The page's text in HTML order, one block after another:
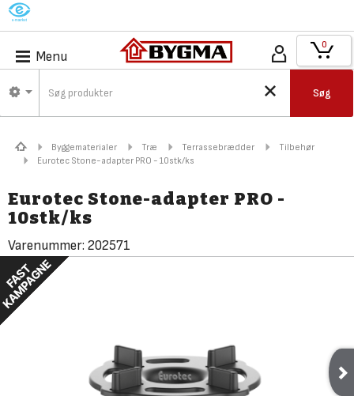
M
Menu
Søg
0
Byggematerialer Træ Terrassebrædder
Tilbehør
Eurotec Stone-adapter PRO - 10stk/ks
Eurotec Stone-adapter PRO -
10stk/ks
Varenummer: 202571